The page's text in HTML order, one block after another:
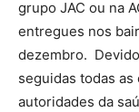
grupo JAC ou na
entregues nos
dezembro.
seguidas todas
autoridades da